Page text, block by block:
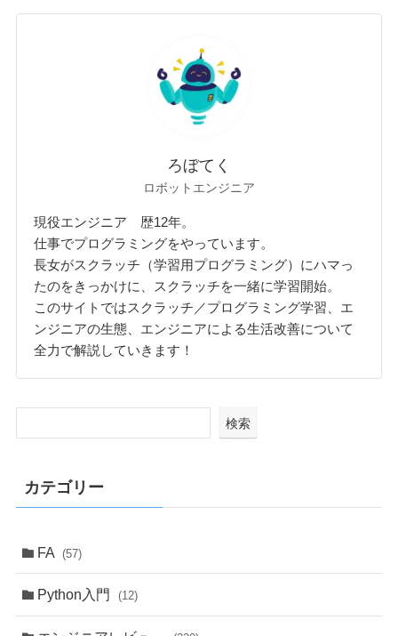
ろぼてく
ロボットエンジニア
現役エンジニア 歴12年。
仕事でプログラミングをやっています。
長女がスクラッチ（学習用プログラミング）にハマっ
たのをきっかけに、スクラッチを一緒に学習開始。
このサイトではスクラッチ／プログラミング学習、エ
ンジニアの生態、エンジニアによる生活改善について
全力で解説していきます！
検索
カテゴリー
FA (57)
Python入門 (12)